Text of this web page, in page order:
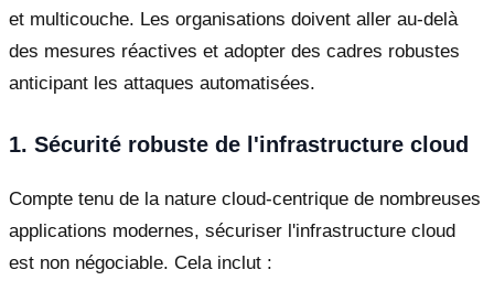
et multicouche. Les organisations doivent aller au-delà
des mesures réactives et adopter des cadres robustes
anticipant les attaques automatisées.
1. Sécurité robuste de l'infrastructure cloud
Compte tenu de la nature cloud-centrique de nombreuses
applications modernes, sécuriser l'infrastructure cloud
est non négociable. Cela inclut :